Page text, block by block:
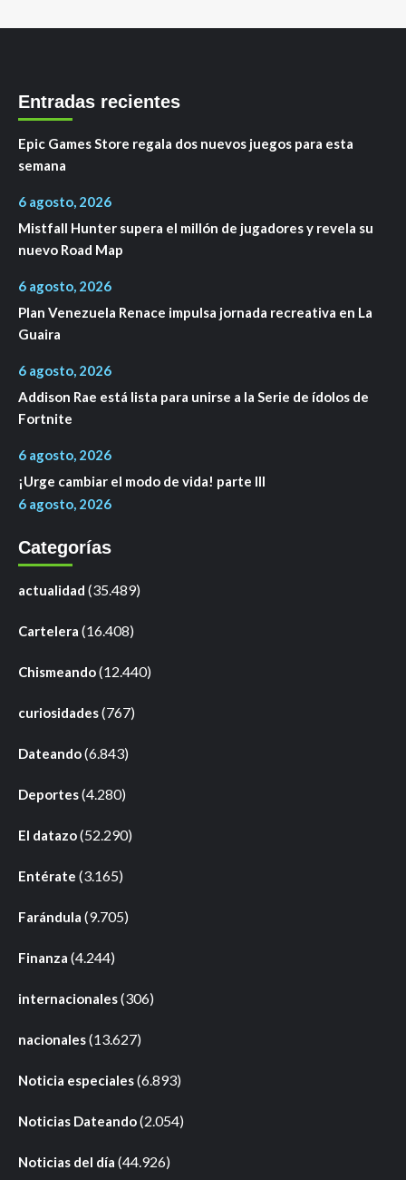
Entradas recientes
Epic Games Store regala dos nuevos juegos para esta
semana
6 agosto, 2026
Mistfall Hunter supera el millón de jugadores y revela su
nuevo Road Map
6 agosto, 2026
Plan Venezuela Renace impulsa jornada recreativa en La
Guaira
6 agosto, 2026
Addison Rae está lista para unirse a la Serie de ídolos de
Fortnite
6 agosto, 2026
¡Urge cambiar el modo de vida! parte III
6 agosto, 2026
Categorías
actualidad (35.489)
Cartelera (16.408)
Chismeando(12.440)
curiosidades(767)
Dateando(6.843)
Deportes(4.280)
El datazo(52.290)
Entérate (3.165)
Farándula (9.705)
Finanza (4.244)
internacionales(306)
nacionales(13.627)
Noticia especiales(6.893)
Noticias Dateando(2.054)
Noticias del día (44.926)